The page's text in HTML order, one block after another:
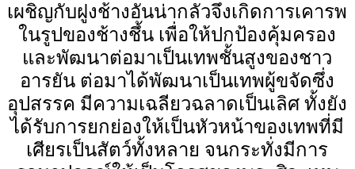
เผชิญกับฝูงช้างอันน่ากลัวจึงเกิดการเคารพ
ในรูปของช้างชึ้น เพื่อให้ปกป้องคุ้มครอง
และพัฒนาต่อมาเป็นเทพชั้นสูงของชาว
อารยัน ต่อมาได้พัฒนาเป็นเทพผู้ขจัดซึ่ง
อุปสรรค มีความเฉลียวฉลาดเป็นเลิศ ทั้งยัง
ได้รับการยกย่องให้เป็นหัวหน้าของเทพที่มี
เศียรเป็นสัตว์ทั้งหลาย จนกระทั่งมีการ